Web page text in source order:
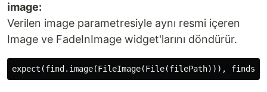
image:
Verilen image parametresiyle aynı resmi içeren
Image ve FadeInImage widget'larını döndürür.